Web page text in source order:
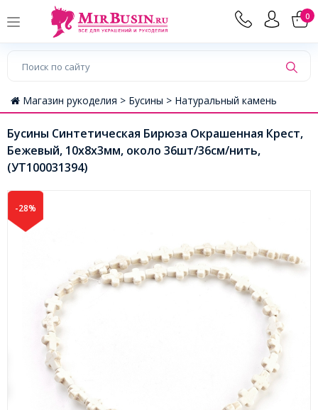
0
Магазин рукоделия > Бусины > Натуральный камень
Бусины Синтетическая Бирюза Окрашенная Крест,
Бежевый, 10х8х3мм, около 36шт/36см/нить,
(УТ100031394)
-28%